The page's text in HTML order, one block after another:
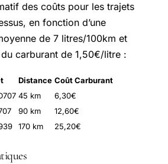
des coûts pour les trajets
en fonction d’une
de 7 litres/100km et
carburant de 1,50€/litre :
Distance Coût Carburant
45 km
6,30€
90 km
12,60€
170 km 25,20€